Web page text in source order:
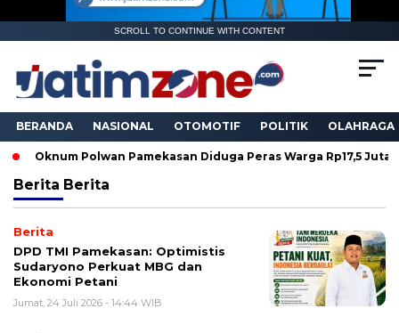
SCROLL TO CONTINUE WITH CONTENT
BERANDA NASIONAL OTOMOTIF POLITIK OLAHRAGA
Polwan Pamekasan Diduga Peras Warga Rp17,5 Juta,
Berita Berita
Berita
DPD TMI Pamekasan: Optimistis
Sudaryono Perkuat MBG dan
Ekonomi Petani
Jumat, 24 Juli 2026 - 14:44 WIB